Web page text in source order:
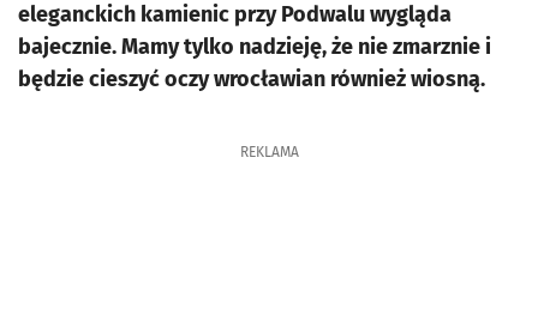
eleganckich kamienic przy Podwalu wygląda
bajecznie. Mamy tylko nadzieję, że nie zmarznie i
będzie cieszyć oczy wrocławian również wiosną.
REKLAMA